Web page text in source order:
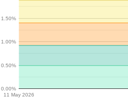
11 May 2026
0.00%
0.50%
1.00%
1.50%